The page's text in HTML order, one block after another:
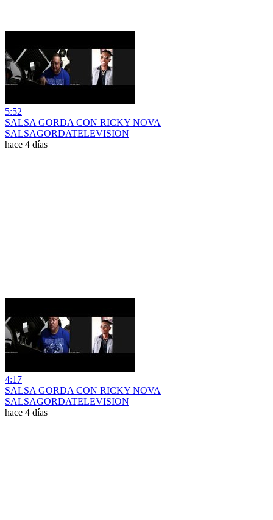
5:52
SALSA GORDA CON RICKY NOVA
SALSAGORDATELEVISION
hace 4 días
4:17
SALSA GORDA CON RICKY NOVA
SALSAGORDATELEVISION
hace 4 días